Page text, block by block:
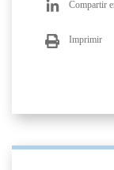
Compartir
Imprimir